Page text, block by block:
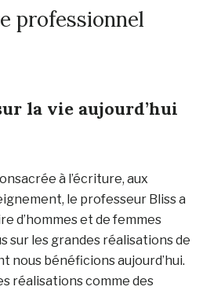
professionnel
la vie aujourd’hui
à l’écriture, aux
le professeur Bliss a
d’hommes et de femmes
sur les grandes réalisations de
nous bénéficions aujourd’hui.
réalisations comme des